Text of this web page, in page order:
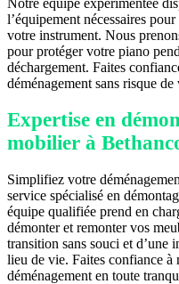
l’équipement nécessaires
votre instrument. Nous
pour protéger votre piano
déchargement. Faites
déménagement sans risque
Expertise en
mobilier à
Simplifiez votre
service spécialisé en
équipe qualifiée prend en
démonter et remonter vos
transition sans souci et d’une
lieu de vie. Faites confiance à
déménagement en toute